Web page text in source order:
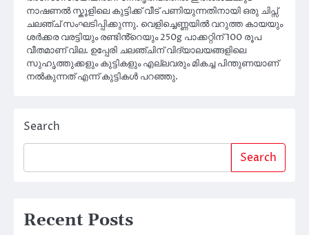
നാഷണൽ സ്കൂളിലെ കുട്ടിക്ക് വീട് പണിയുന്നതിനായി ഒരു ചിപ്സ്
ചലഞ്ച് സംഘടിപ്പിക്കുന്നു. വെളിച്ചെണ്ണയിൽ വറുത്ത കായയും
ശർക്കര വരട്ടിയും രണ്ടിൻ്റെയും 250g പാക്കറ്റിന് 100 രൂപ
വീതമാണ് വില. ഉപ്പേരി ചലഞ്ചിന് വിദ്യാലയങ്ങളിലെ
സുഹൃത്തുക്കളും കുട്ടികളും എല്ലവരും മികച്ച പിന്തുണയാണ്
നൽകുന്നത് എന്ന് കുട്ടികൾ പറഞ്ഞു.
Search
Search
Recent Posts